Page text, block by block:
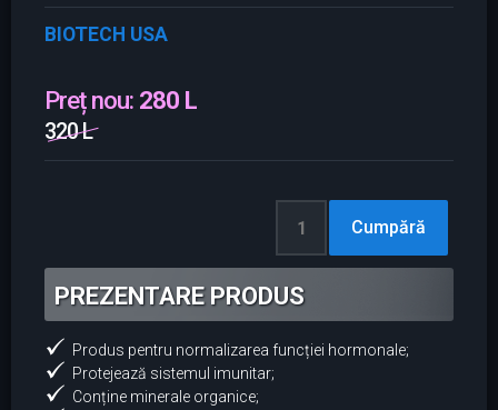
BIOTECH USA
Preț nou: 280 L
320 L
PREZENTARE PRODUS
Produs pentru normalizarea funcției hormonale;
Protejează sistemul imunitar;
Conține minerale organice;